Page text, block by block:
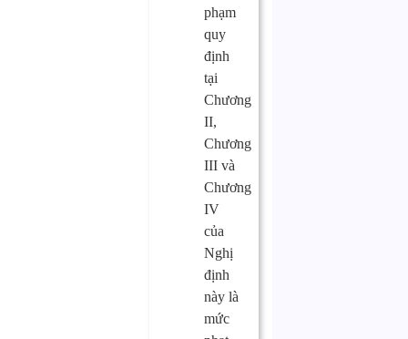
phạm
quy
định
tại
Chương
II,
Chương
III và
Chương
IV
của
Nghị
định
này là
mức